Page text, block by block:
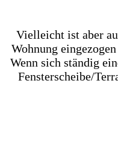
Vielleicht ist aber
Wohnung
Wenn sich ständig
Fensterscheibe/